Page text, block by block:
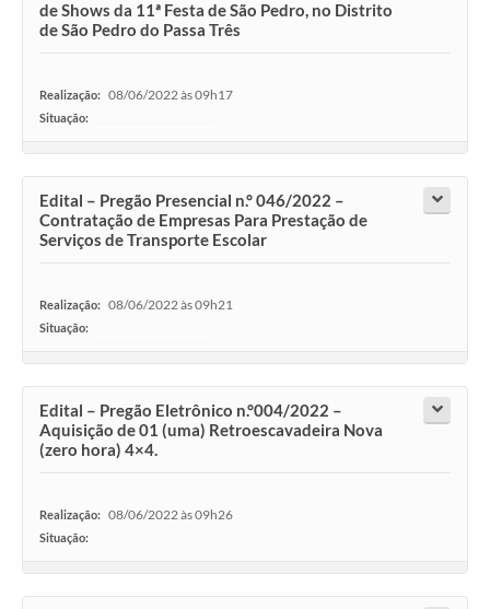
de Shows da 11ª Festa de São Pedro, no Distrito
de São Pedro do Passa Três
Realização: 08/06/2022 às 09h17
Situação:
Edital – Pregão Presencial n.° 046/2022 –
Contratação de Empresas Para Prestação de
Serviços de Transporte Escolar
Realização: 08/06/2022 às 09h21
Situação:
Edital – Pregão Eletrônico n.°004/2022 –
Aquisição de 01 (uma) Retroescavadeira Nova
(zero hora) 4×4.
Realização: 08/06/2022 às 09h26
Situação: